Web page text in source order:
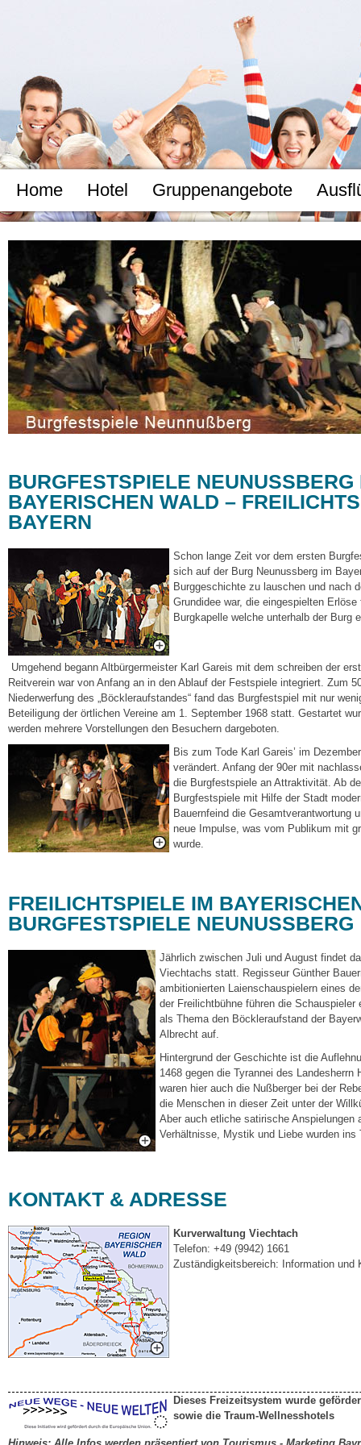
Home Hotel Gruppenangebote
BURGFESTSPIELE NEUNUSSBERG
BAYERISCHEN WALD –
BAYERN
Schon lange Zeit vor dem ersten
sich auf der Burg Neunussberg im
Burggeschichte zu lauschen und nach
Grundidee war, die eingespielten
Burgkapelle welche unterhalb der Burg
Umgehend begann Altbürgermeister Karl Gareis mit dem schreiben der
Reitverein war von Anfang an in den Ablauf der Festspiele integriert. Zum
Niederwerfung des „Böckleraufstandes“ fand das Burgfestspiel mit nur
Beteiligung der örtlichen Vereine am 1. September 1968 statt. Gestartet
werden mehrere Vorstellungen den Besuchern dargeboten.
Bis zum Tode Karl Gareis’ im
verändert. Anfang der 90er mit
die Burgfestspiele an Attraktivität. Ab
Burgfestspiele mit Hilfe der Stadt
Bauernfeind die Gesamtverantwortung
neue Impulse, was vom Publikum mit
wurde.
FREILICHTSPIELE IM
BURGFESTSPIELE NEUNUSSBERG
Jährlich zwischen Juli und August findet
Viechtachs statt. Regisseur Günther
ambitionierten Laienschauspielern eines
der Freilichtbühne führen die
als Thema den Böckleraufstand der
Albrecht auf.
Hintergrund der Geschichte ist die
1468 gegen die Tyrannei des Landesherrn
waren hier auch die Nußberger bei der
die Menschen in dieser Zeit unter der
Aber auch etliche satirische Anspielungen
Verhältnisse, Mystik und Liebe wurden
KONTAKT & ADRESSE
Kurverwaltung Viechtach
Telefon: +49 (9942) 1661
Zuständigkeitsbereich: Information und
Dieses Freizeitsystem wurde
sowie die Traum-Wellnesshotels